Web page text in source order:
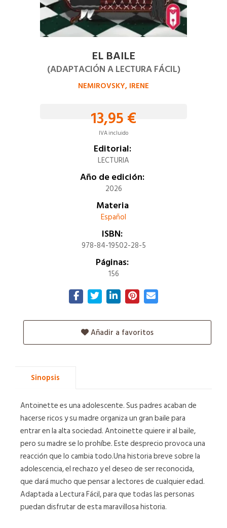
EL BAILE
(ADAPTACIÓN A LECTURA FÁCIL)
NEMIROVSKY, IRENE
13,95 €
IVA incluido
Editorial:
LECTURIA
Año de edición:
2026
Materia
Español
ISBN:
978-84-19502-28-5
Páginas:
156
Añadir a favoritos
Sinopsis
Antoinette es una adolescente. Sus padres acaban de
hacerse ricos y su madre organiza un gran baile para
entrar en la alta sociedad. Antoinette quiere ir al baile,
pero su madre se lo prohíbe. Este desprecio provoca una
reacción que lo cambia todo.Una historia breve sobre la
adolescencia, el rechazo y el deseo de ser reconocida,
que dará mucho que pensar a lectores de cualquier edad.
Adaptada a Lectura Fácil, para que todas las personas
puedan disfrutar de esta maravillosa historia.